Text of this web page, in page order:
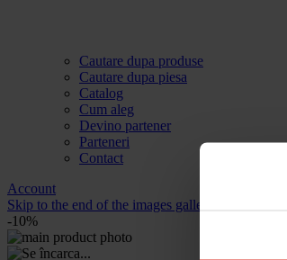
Cautare dupa produse
Cautare dupa piesa
Catalog
Cum aleg
Devino partener
Parteneri
Contact
Account
Skip to the end of the images gallery
-10%